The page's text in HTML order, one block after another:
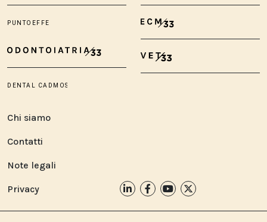
Chi siamo
Contatti
Note legali
Privacy